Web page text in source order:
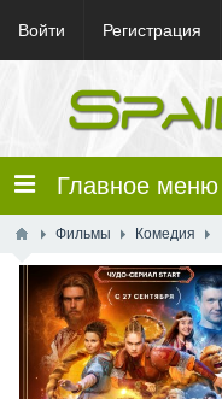
Войти Регистрация
Главное меню
Фильмы Комедия